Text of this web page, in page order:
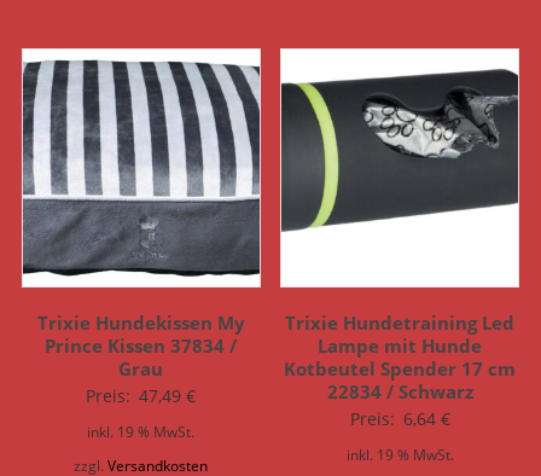
Trixie Hundekissen My
Prince Kissen 37834 /
Grau
Preis: 47,49€
inkl. 19 % MwSt.
zzgl.Versandkosten
Trixie Hundetraining Led
Lampe mit Hunde
Kotbeutel Spender 17 cm
22834 / Schwarz
Preis: 6,64 €
inkl. 19 % MwSt.